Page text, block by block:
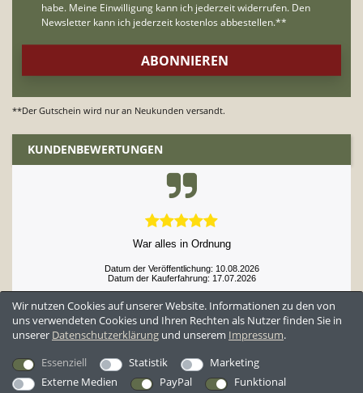
**Der Gutschein wird nur an Neukunden versandt.
KUNDENBEWERTUNGEN
War alles in Ordnung
Datum der Veröffentlichung: 10.08.2026
Datum der Kauferfahrung: 17.07.2026
Wir nutzen Cookies auf unserer Website. Informationen zu den von
uns verwendeten Cookies und Ihren Rechten als Nutzer finden Sie in
unserer Daten­schutz­erklärung und unserem Impressum.
Essenziell
Statistik
Marketing
Externe Medien
PayPal Funktional